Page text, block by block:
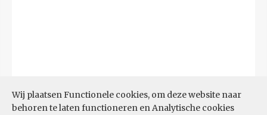
Wij plaatsen Functionele cookies, om deze website naar
behoren te laten functioneren en Analytische cookies
Bron:CBS (25-06-2026)